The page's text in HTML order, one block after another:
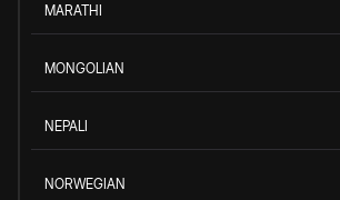
MARATHI
MONGOLIAN
NEPALI
NORWEGIAN